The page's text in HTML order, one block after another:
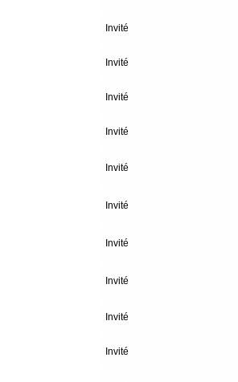
Invité
Invité
Invité
Invité
Invité
Invité
Invité
Invité
Invité
Invité